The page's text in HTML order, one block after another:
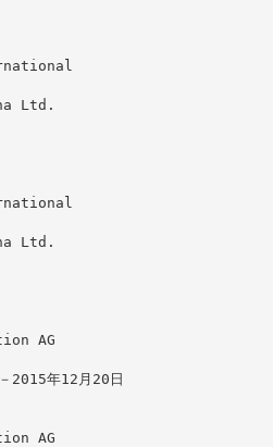
Ltd.
Ltd.
AG
2015年12月20日
AG